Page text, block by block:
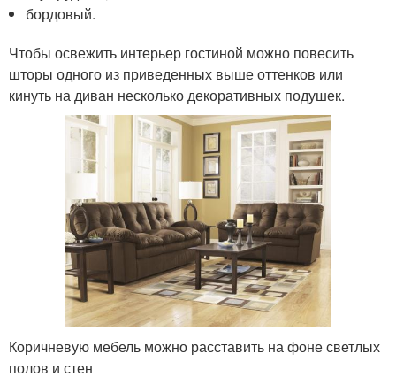
бордовый.
Чтобы освежить интерьер гостиной можно повесить
шторы одного из приведенных выше оттенков или
кинуть на диван несколько декоративных подушек.
Коричневую мебель можно расставить на фоне светлых
полов и стен